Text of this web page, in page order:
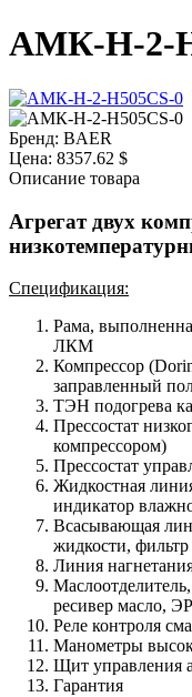
АМК-Н-2-
Бренд: BAER
Цена: 8357.62 $
Описание товара
Агрегат двух
Спецификация:
Рама,
ЛКМ
Компрессор
заправленный
ТЭН подогрева
Прессостат
компрессором)
Прессостат
Жидкостная
индикатор
Всасывающая
жидкости,
Линия
ресивер масло,
Реле контроля
Манометры
Щит управления
Гарантия